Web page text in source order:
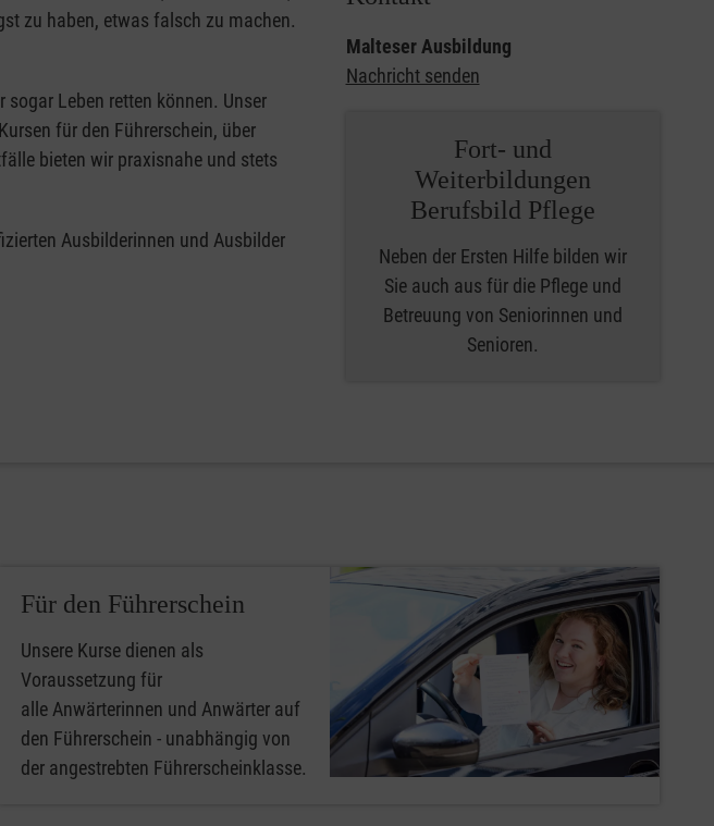
zu haben, etwas falsch zu machen.
Leben retten können. Unser
für den Führerschein, über
bieten wir praxisnahe und stets
Ausbilderinnen und Ausbilder
Malteser Ausbildung
Nachricht senden
Fort- und
Weiterbildungen
Berufsbild Pflege
Neben der Ersten Hilfe bilden wir
Sie auch aus für die Pflege und
Betreuung von Seniorinnen und
Senioren.
Für den Führerschein
Unsere Kurse dienen als
Voraussetzung für
alle Anwärterinnen und Anwärter auf
den Führerschein - unabhängig von
der angestrebten Führerscheinklasse.